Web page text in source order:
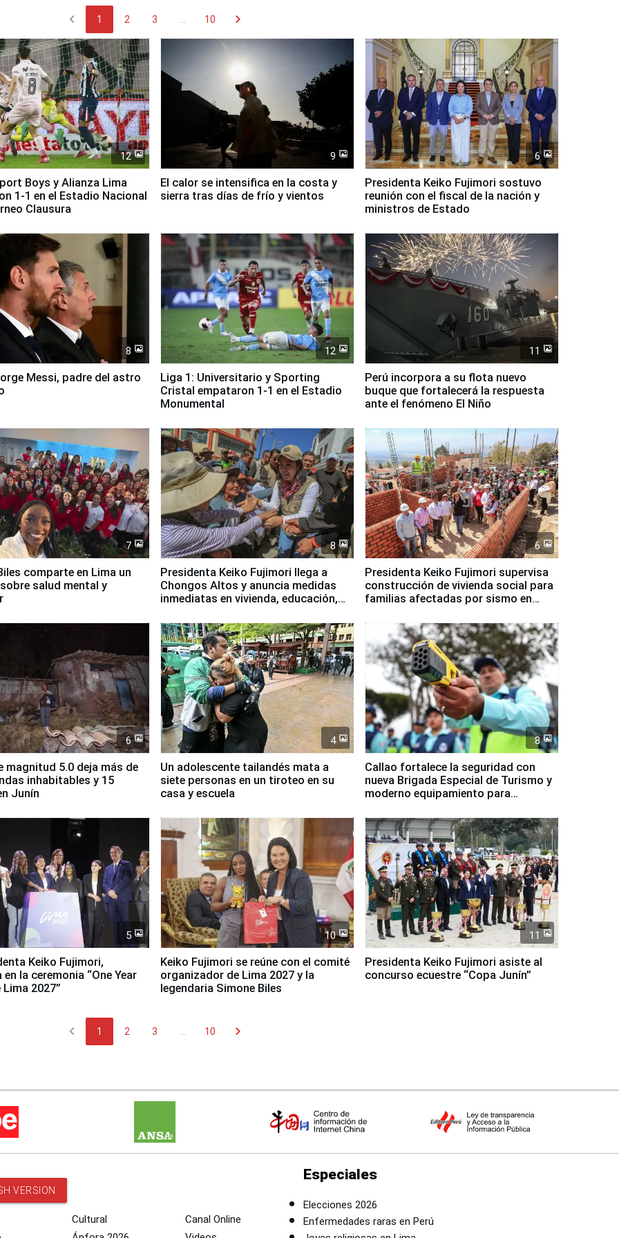
chevron_left 1 2 3 10 chevron_right
12
Boys y Alianza Lima
1-1 en el Estadio Nacional
Clausura
9
El calor se intensifica en la costa y
sierra tras días de frío y vientos
6
Presidenta Keiko Fujimori sostuvo
reunión con el fiscal de la nación y
ministros de Estado
8
Messi, padre del astro
12
Liga 1: Universitario y Sporting
Cristal empataron 1-1 en el Estadio
Monumental
11
Perú incorpora a su flota nuevo
buque que fortalecerá la respuesta
ante el fenómeno El Niño
7
comparte en Lima un
salud mental y
8
Presidenta Keiko Fujimori llega a
Chongos Altos y anuncia medidas
inmediatas en vivienda, educación,
6
Presidenta Keiko Fujimori supervisa
construcción de vivienda social para
familias afectadas por sismo en
6
magnitud 5.0 deja más de
inhabitables y 15
Junín
4
Un adolescente tailandés mata a
siete personas en un tiroteo en su
casa y escuela
8
Callao fortalece la seguridad con
nueva Brigada Especial de Turismo y
moderno equipamiento para
5
Keiko Fujimori,
la ceremonia “One Year
Lima 2027”
10
Keiko Fujimori se reúne con el comité
organizador de Lima 2027 y la
legendaria Simone Biles
11
Presidenta Keiko Fujimori asiste al
concurso ecuestre “Copa Junín”
chevron_left 1 2 3 10 chevron_right
VERSION
Cultural
Canal Online
Especiales
Elecciones 2026
Enfermedades raras en Perú